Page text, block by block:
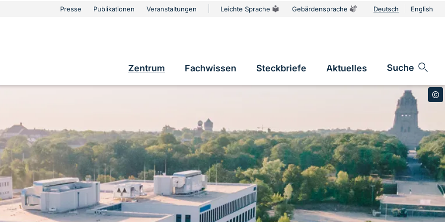
Metanavigation
Presse Publikationen Veranstaltungen Leichte Sprache Gebärdensprache Deutsch English
Hauptnavigation
Zentrum Fachwissen Steckbriefe Aktuelles Suche